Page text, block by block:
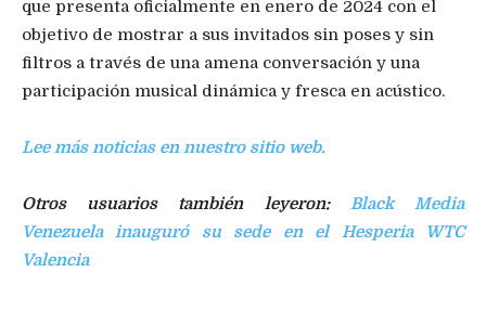
que presenta oficialmente en enero de 2024 con el
objetivo de mostrar a sus invitados sin poses y sin
filtros a través de una amena conversación y una
participación musical dinámica y fresca en acústico.
Lee más noticias en nuestro sitio web.
Otros usuarios también leyeron: Black Media
Venezuela inauguró su sede en el Hesperia WTC
Valencia